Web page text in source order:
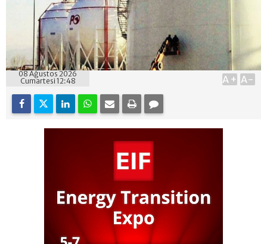
08 Ağustos 2026
Cumartesi 12:48
A+ A-